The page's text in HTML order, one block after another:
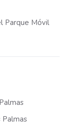
Parque Móvil
Palmas